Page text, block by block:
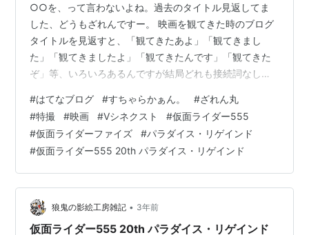
○○を、って言わないよね。過去のタイトル見返してま
した、どうもざれんですー。 映画を観てきた時のブログ
タイトルを見返すと、「観てきたあよ」「観てきまし
た」「観てきましたよ」「観てきたんです」「観てきた
ぞ」等、いろいろあるんですが結局どれも接続詞なしで
でしょうね(笑)。ちなみに天気の子の時だけ、句点が無い
んですよ。これが驚きだ。知らないよ。 そいじゃま、行
ってきました観てきました報告です。どぞ！ ファイズだ
あああ!!かっこいい。 いやあ良いですね！ ファイズが！
この時代にファイズの新作が、現代の上映中ポスター一
覧に並んでいるのですよ！ こりゃあ…
#はてなブログ #すちゃらかぁん。 #ざれん丸
#特撮 #映画 #Vシネクスト #仮面ライダー555
#仮面ライダーファイズ #パラダイス・リゲインド
#仮面ライダー555 20th パラダイス・リゲインド
狼鬼の影絵工房雑記 • 3年前
仮面ライダー555 20th パラダイス・リゲインド